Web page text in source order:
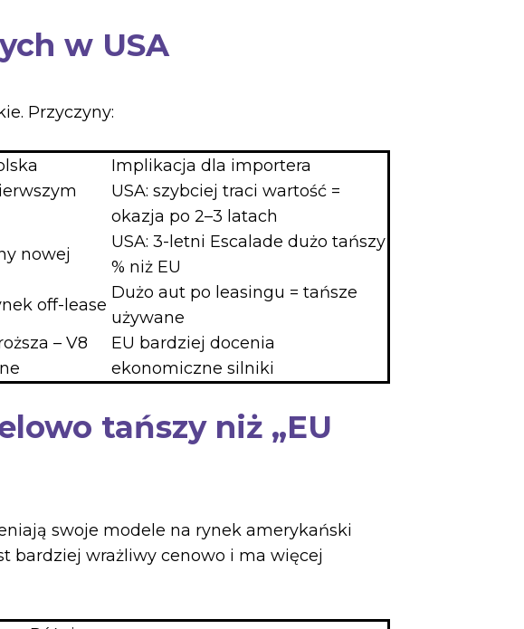
w USA
Przyczyny:
Implikacja dla importera
USA: szybciej traci wartość =
okazja po 2–3 latach
nowej
USA: 3-letni Escalade dużo tańszy
% niż EU
off-lease
Dużo aut po leasingu = tańsze
używane
– V8
EU bardziej docenia
ekonomiczne silniki
tańszy niż „EU
swoje modele na rynek amerykański
bardziej wrażliwy cenowo i ma więcej